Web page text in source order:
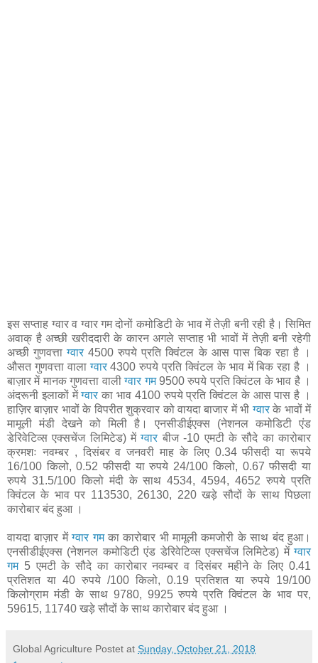
इस सप्ताह ग्वार व ग्वार गम दोनों कमोडिटी के भाव में तेज़ी बनी रही है। सिमित
अवाक् है अच्छी खरीददारी के कारन अगले सप्ताह भी भावों में तेज़ी बनी रहेगी
अच्छी गुणवत्ताग्वार 4500 रुपये प्रति क्विंटल के आस पास बिक रहा है ।
औसत गुणवत्ता वालाग्वार4300 रुपये प्रति क्विंटल के भाव में बिक रहा है ।
बाज़ार में मानक गुणवत्ता वालीग्वार गम9500 रुपये प्रति क्विंटल के भाव है ।
अंदरूनी इलाकों मेंग्वारका भाव 4100 रुपये प्रति क्विंटल के आस पास है ।
हाज़िर बाज़ार भावों के विपरीत शुक्रवार को वायदा बाजार में भीग्वारके भावों में
मामूली मंडी देखने को मिली है। एनसीडीईएक्स (नेशनल कमोडिटी एंड
डेरिवेटिव्स एक्सचेंज लिमिटेड) मेंग्वार बीज -10 एमटी के सौदे का कारोबार
क्रमशः नवम्बर , दिसंबर व जनवरी माह के लिए 0.34 फीसदी या रूपये
16/100 किलो, 0.52 फीसदी या रुपये 24/100 किलो, 0.67 फीसदी या
रुपये 31.5/100 किलो मंदी के साथ 4534, 4594, 4652 रुपये प्रति
क्विंटल के भाव पर 113530, 26130, 220 खड़े सौदों के साथ पिछला
कारोबार बंद हुआ ।
वायदा बाज़ार मेंग्वार गमका कारोबार भी मामूली कमजोरी के साथ बंद हुआ।
एनसीडीईएक्स (नेशनल कमोडिटी एंड डेरिवेटिव्स एक्सचेंज लिमिटेड) मेंग्वार
गम5 एमटी के सौदे का कारोबार नवम्बर व दिसंबर महीने के लिए 0.41
प्रतिशत या 40 रुपये /100 किलो, 0.19 प्रतिशत या रुपये 19/100
किलोग्राम मंडी के साथ 9780, 9925 रुपये प्रति क्विंटल के भाव पर,
59615, 11740 खड़े सौदों के साथ कारोबार बंद हुआ ।
Global Agriculture Postet at Sunday, October 21, 2018